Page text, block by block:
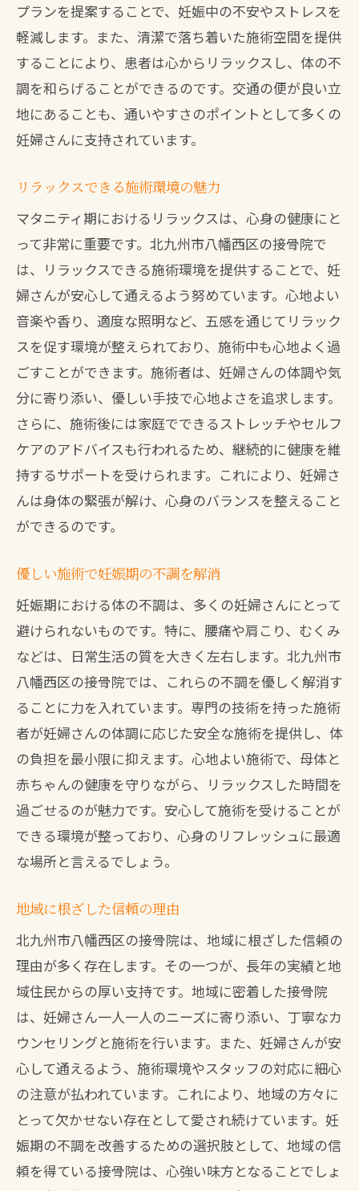
施術の効果を実感する瞬間
妊婦さんの安心感を支える施術
丁寧なカウンセリングと施術
通いやすい接骨院の立地条件
妊娠期の健康を守るパートナー
るマタニティケア
リラックス効果を高める施術法
心地よい空間での施術体験
妊婦さんに最適なリラクゼーション
ストレスを解消するマタニティケア
疲れを癒す施術の工夫
心身を整えるリラックス方法
安心して通える北九州市八幡西区の接骨院の
マタニティ施術
安全性に配慮した施術内容
妊婦さんに最適な施術の選び方
育児前に心と体を整える
通いやすさを考えた接骨院
妊婦さんに優しい北九州市八幡西区の接骨院
の選び方ガイド
安心して選べる接骨院の基準
妊婦さんに優しい施術者を見つける
口コミを活用した選び方
施術内容から選ぶ接骨院
利用者の声を参考にする
マタニティ施術の特長を理解
プランを提案することで、妊娠中の不安やストレスを
軽減します。また、清潔で落ち着いた施術空間を提供
することにより、患者は心からリラックスし、体の不
調を和らげることができるのです。交通の便が良い立
地にあることも、通いやすさのポイントとして多くの
妊婦さんに支持されています。
リラックスできる施術環境の魅力
マタニティ期におけるリラックスは、心身の健康にと
って非常に重要です。北九州市八幡西区の接骨院で
は、リラックスできる施術環境を提供することで、妊
婦さんが安心して通えるよう努めています。心地よい
音楽や香り、適度な照明など、五感を通じてリラック
スを促す環境が整えられており、施術中も心地よく過
ごすことができます。施術者は、妊婦さんの体調や気
分に寄り添い、優しい手技で心地よさを追求します。
さらに、施術後には家庭でできるストレッチやセルフ
ケアのアドバイスも行われるため、継続的に健康を維
持するサポートを受けられます。これにより、妊婦さ
んは身体の緊張が解け、心身のバランスを整えること
ができるのです。
優しい施術で妊娠期の不調を解消
妊娠期における体の不調は、多くの妊婦さんにとって
避けられないものです。特に、腰痛や肩こり、むくみ
などは、日常生活の質を大きく左右します。北九州市
八幡西区の接骨院では、これらの不調を優しく解消す
ることに力を入れています。専門の技術を持った施術
者が妊婦さんの体調に応じた安全な施術を提供し、体
の負担を最小限に抑えます。心地よい施術で、母体と
赤ちゃんの健康を守りながら、リラックスした時間を
過ごせるのが魅力です。安心して施術を受けることが
できる環境が整っており、心身のリフレッシュに最適
な場所と言えるでしょう。
地域に根ざした信頼の理由
北九州市八幡西区の接骨院は、地域に根ざした信頼の
理由が多く存在します。その一つが、長年の実績と地
域住民からの厚い支持です。地域に密着した接骨院
は、妊婦さん一人一人のニーズに寄り添い、丁寧なカ
ウンセリングと施術を行います。また、妊婦さんが安
心して通えるよう、施術環境やスタッフの対応に細心
の注意が払われています。これにより、地域の方々に
とって欠かせない存在として愛され続けています。妊
娠期の不調を改善するための選択肢として、地域の信
頼を得ている接骨院は、心強い味方となることでしょ